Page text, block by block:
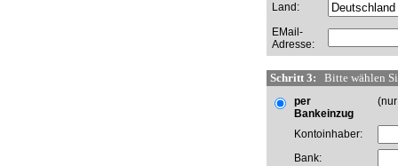
Land:
EMail-
Adresse:
Schritt 3: Bitte wählen
per
Bankeinzug
Kontoinhaber:
Bank: